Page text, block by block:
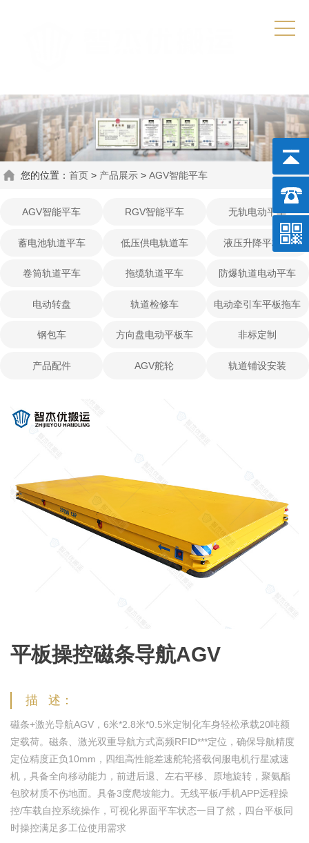
您的位置： 首页 > 产品展示 > AGV智能平车
AGV智能平车 RGV智能平车 无轨电动平车
蓄电池轨道平车 低压供电轨道车 液压升降平板车
卷筒轨道平车 拖缆轨道平车 防爆轨道电动平车
电动转盘 轨道检修车 电动牵引车平板拖车
钢包车 方向盘电动平板车 非标定制
产品配件 AGV舵轮 轨道铺设安装
平板操控磁条导航AGV
描 述：
磁条+激光导航AGV，6米*2.8米*0.5米定制化车身轻松承载20吨额
定载荷。磁条、激光双重导航方式高频RFID***定位，确保导航精度
定位精度正负10mm，四组高性能差速舵轮搭载伺服电机行星减速
机，具备全向移动能力，前进后退、左右平移、原地旋转，聚氨酯
包胶材质不伤地面。具备3度爬坡能力。无线平板/手机APP远程操
控/车载自控系统操作，可视化界面平车状态一目了然，四台平板同
时操控满足多工位使用需求